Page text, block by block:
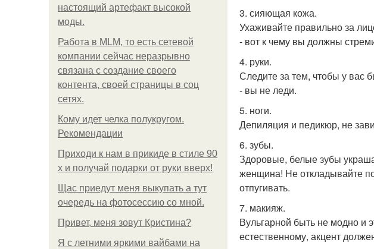
настоящий артефакт высокой
моды.
Работа в MLM, то есть сетевой
компании сейчас неразрывно
связана с создание своего
контента, своей страницы в соц
сетях.
Кому идет челка полукругом.
Рекомендации
Приходи к нам в прикиде в стиле 90
х и получай подарки от руки вверх!
Щас приедут меня выкупать а тут
очередь на фотосессию со мной.
Привет, меня зовут Кристина?
Я с летними яркими вайбами на
3. сияющая кожа.
Ухаживайте правильно за
- вот к чему вы должны
4. руки.
Следите за тем, чтобы у вас
- вы не леди.
5. ноги.
Депиляция и педикюр, не
6. зубы.
Здоровые, белые зубы
женщина! Не откладывайте
отпугивать.
7. макияж.
Вульгарной быть не модно и
естественному, акцент